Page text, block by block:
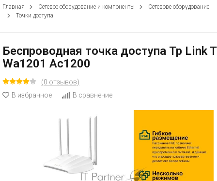
Главная Сетевое оборудование и компоненты
Сетевове оборудование
Точки доступа
Беспроводная точка доступа Tp Link
Wa1201 Ac1200
(0 отзывов)
В избранное
В сравнение